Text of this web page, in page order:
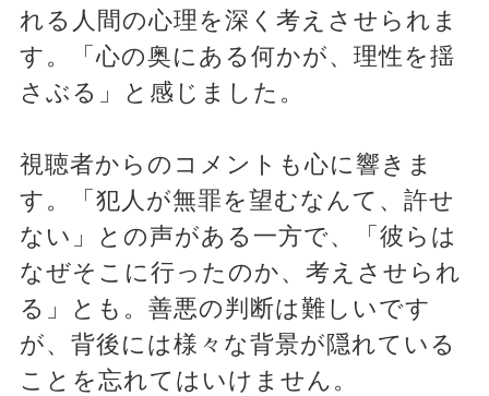
れる人間の心理を深く考えさせられま
す。「心の奥にある何かが、理性を揺
さぶる」と感じました。
視聴者からのコメントも心に響きま
す。「犯人が無罪を望むなんて、許せ
ない」との声がある一方で、「彼らは
なぜそこに行ったのか、考えさせられ
る」とも。善悪の判断は難しいです
が、背後には様々な背景が隠れている
ことを忘れてはいけません。